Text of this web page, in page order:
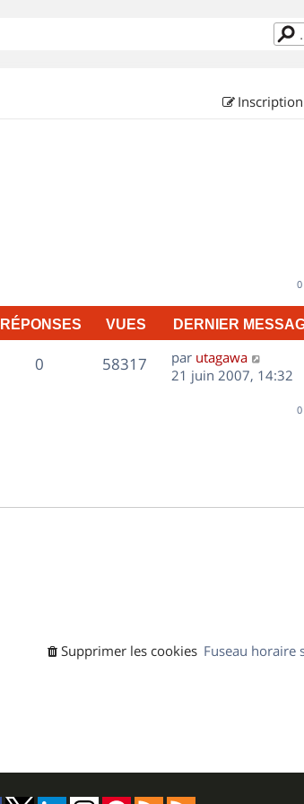
Inscription
RÉPONSES VUES DERNIER
0R
58317V
D
e
par utagawa
21 juin 2007, 14:32
Fuseau horaire
Supprimer les cookies